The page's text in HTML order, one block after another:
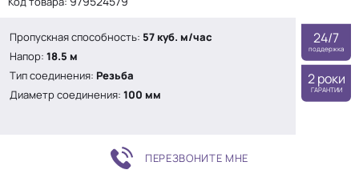
Пропускная способность: 57 куб. м/час
Напор: 18.5 м
Тип соединения: Резьба
Диаметр соединения: 100 мм
ПЕРЕЗВОНИТЕ МНЕ
24/7
поддержка
2 роки
ГАРАНТИИ